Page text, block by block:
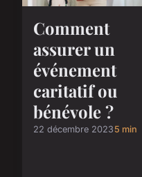
Comment
assurer un
événement
caritatif ou
bénévole ?
22 décembre 2023 5 min